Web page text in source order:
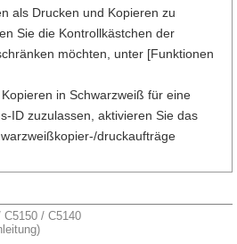
als Drucken und Kopieren zu
Sie die Kontrollkästchen der
möchten, unter [Funktionen
in Schwarzweiß für eine
ID zuzulassen, aktivieren Sie das
druckaufträge
C5150 / C5140